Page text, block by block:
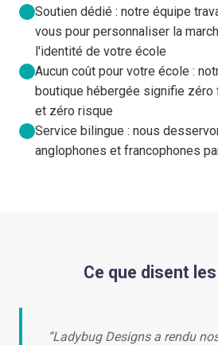
Soutien dédié : notre équipe
vous pour personnaliser la
l'identité de votre école
Aucun coût pour votre école :
boutique hébergée signifie zéro
et zéro risque
Service bilingue : nous
anglophones et francophones
Ce que disent
“Ladybug Designs a rendu